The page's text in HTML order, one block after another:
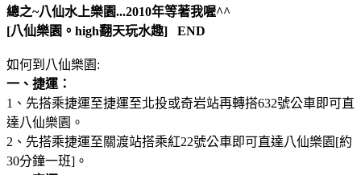
總之~八仙水上樂園...2010年等著我喔^^
[八仙樂園。high翻天玩水趣] END
如何到八仙樂園:
一、捷運：
1、先搭乘捷運至捷運至北投或奇岩站再轉搭632號公車即可直
達八仙樂園。
2、先搭乘捷運至關渡站搭乘紅22號公車即可直達八仙樂園[約
30分鐘一班]。